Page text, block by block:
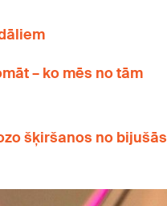
– ko mēs no tām
šķiršanos no bijušās